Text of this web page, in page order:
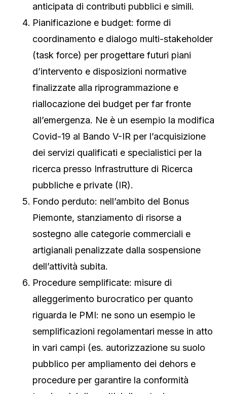
anticipata di contributi pubblici e simili.
Pianificazione e budget: forme di
coordinamento e dialogo multi-stakeholder
(task force) per progettare futuri piani
d’intervento e disposizioni normative
finalizzate alla riprogrammazione e
riallocazione dei budget per far fronte
all’emergenza. Ne è un esempio la modifica
Covid-19 al Bando V-IR per l’acquisizione
dei servizi qualificati e specialistici per la
ricerca presso Infrastrutture di Ricerca
pubbliche e private (IR).
Fondo perduto: nell’ambito del Bonus
Piemonte, stanziamento di risorse a
sostegno alle categorie commerciali e
artigianali penalizzate dalla sospensione
dell’attività subita.
Procedure semplificate: misure di
alleggerimento burocratico per quanto
riguarda le PMI: ne sono un esempio le
semplificazioni regolamentari messe in atto
in vari campi (es. autorizzazione su suolo
pubblico per ampliamento dei dehors e
procedure per garantire la conformità